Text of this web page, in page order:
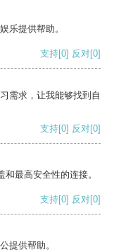
乐提供帮助。
支持[0] 反对[0]
需求，让我能够找到自
支持[0] 反对[0]
最高安全性的连接。
支持[0] 反对[0]
提供帮助。